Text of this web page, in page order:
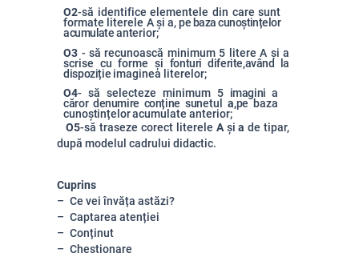
O2-să identifice elementele din care sunt
formate literele A și a,pe bazacunoștințelor
acumulateanterior;
O3 - să recunoască minimum 5 litere A și a
scrise cu forme și fonturidiferite,având
la
dispoziție imaginea literelor;
O4- să selecteze minimum 5 imaginia
cărordenumire conține sunetul a,pebaza
cunoștințeloracumulate anterior;
O5-să traseze corect literele Așiade tipar,
după modelul cadrului didactic.
Cuprins
Ce vei învăța astăzi?
Captarea atenției
Conținut
Chestionare